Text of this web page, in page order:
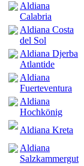
Aldiana
Calabria
Aldiana Costa
del Sol
Aldiana Djerba
Atlantide
Aldiana
Fuerteventura
Aldiana
Hochkönig
Aldiana Kreta
Aldiana
Salzkammergut